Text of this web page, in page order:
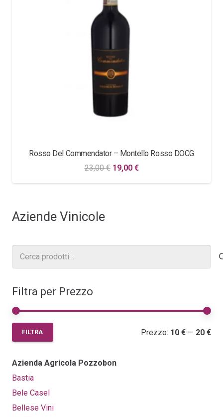
Rosso Del Commendator – Montello Rosso DOCG
23,00€ Il
prezzo
19,00 €Il
prezzo
Aziende Vinicole
Filtra per Prezzo
FILTRA Prezzo: 10 € — 20 €
Azienda Agricola Pozzobon
Bastia
Bele Casel
Bellese Vini